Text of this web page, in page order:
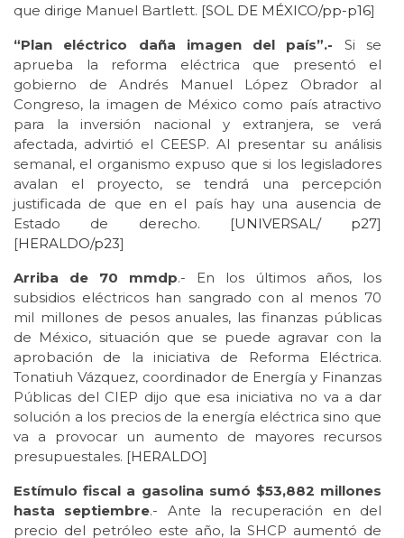
que dirige Manuel Bartlett. [SOL DE MÉXICO/pp-p16]
“Plan eléctrico daña imagen del país”.- Si se
aprueba la reforma eléctrica que presentó el
gobierno de Andrés Manuel López Obrador al
Congreso, la imagen de México como país atractivo
para la inversión nacional y extranjera, se verá
afectada, advirtió el CEESP. Al presentar su análisis
semanal, el organismo expuso que si los legisladores
avalan el proyecto, se tendrá una percepción
justificada de que en el país hay una ausencia de
Estado de derecho. [UNIVERSAL/ p27]
[HERALDO/p23]
Arriba de 70 mmdp.- En los últimos años, los
subsidios eléctricos han sangrado con al menos 70
mil millones de pesos anuales, las finanzas públicas
de México, situación que se puede agravar con la
aprobación de la iniciativa de Reforma Eléctrica.
Tonatiuh Vázquez, coordinador de Energía y Finanzas
Públicas del CIEP dijo que esa iniciativa no va a dar
solución a los precios de la energía eléctrica sino que
va a provocar un aumento de mayores recursos
presupuestales. [HERALDO]
Estímulo fiscal a gasolina sumó $53,882 millones
hasta septiembre.- Ante la recuperación en del
precio del petróleo este año, la SHCP aumentó de